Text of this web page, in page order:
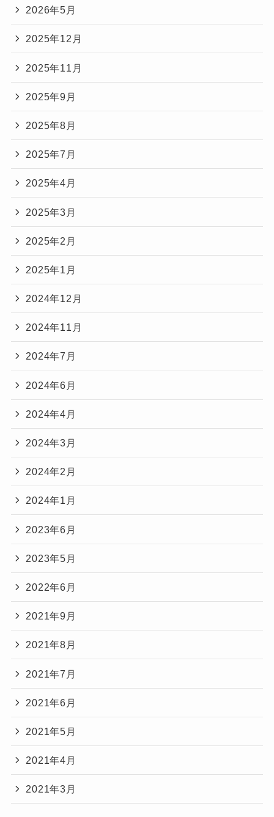
2026年5月
2025年12月
2025年11月
2025年9月
2025年8月
2025年7月
2025年4月
2025年3月
2025年2月
2025年1月
2024年12月
2024年11月
2024年7月
2024年6月
2024年4月
2024年3月
2024年2月
2024年1月
2023年6月
2023年5月
2022年6月
2021年9月
2021年8月
2021年7月
2021年6月
2021年5月
2021年4月
2021年3月